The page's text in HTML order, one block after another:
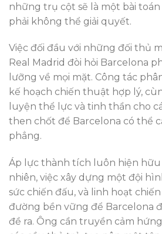
những trụ cột sẽ là một bài
phải không thể giải quyết.
Việc đối đầu với những đối thủ
Real Madrid đòi hỏi Barcelona
lưỡng về mọi mặt. Công tác
kế hoạch chiến thuật hợp lý,
luyện thể lực và tinh thần cho
then chốt để Barcelona có thể
phẳng.
Áp lực thành tích luôn hiện hữu
nhiên, việc xây dựng một đội
sức chiến đấu, và linh hoạt
đường bền vững để Barcelona
đề ra. Ông cần truyền cảm